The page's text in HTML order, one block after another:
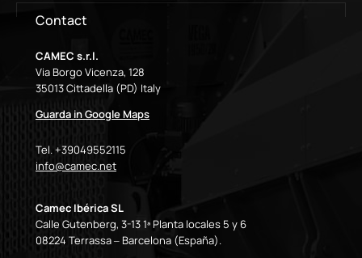
Contact
CAMEC s.r.l.
Via Borgo Vicenza, 128
35013 Cittadella (PD) Italy
Guarda in Google Maps
Tel. +39049552115
info@camec.net
Camec Ibérica SL
Calle Gutenberg, 3-13 1ª Planta locales 5 y 6
08224 Terrassa – Barcelona (España).